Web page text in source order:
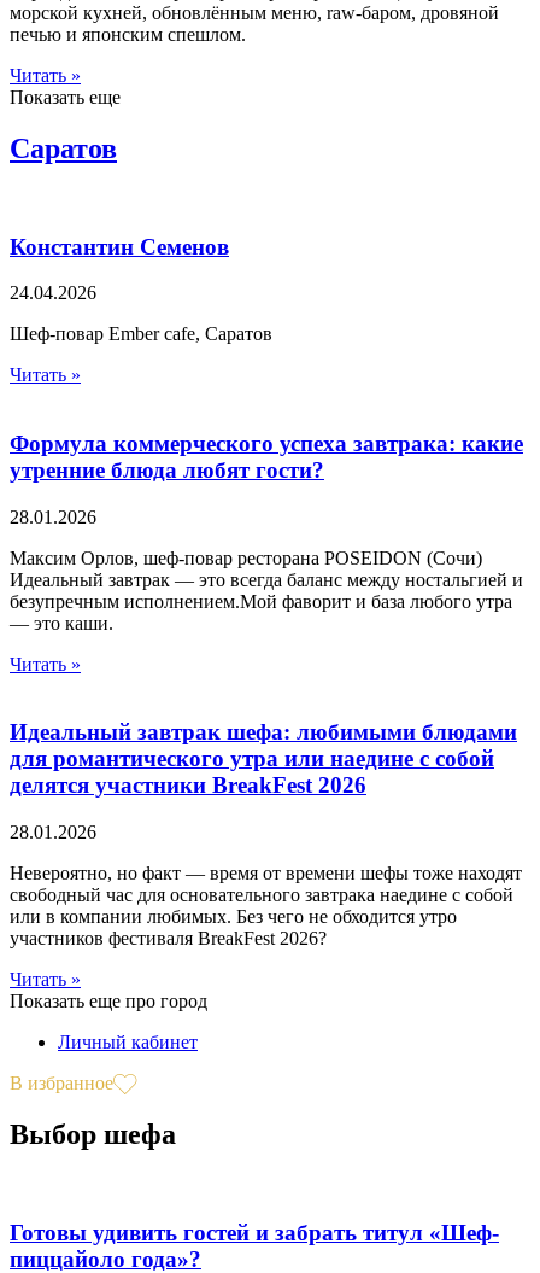
морской кухней, обновлённым меню, raw-баром, дровяной
печью и японским спешлом.
Читать »
Показать еще
Саратов
Константин Семенов
24.04.2026
Шеф-повар Ember cafe, Саратов
Читать »
Формула коммерческого успеха завтрака: какие
утренние блюда любят гости?
28.01.2026
Максим Орлов, шеф-повар ресторана POSEIDON (Сочи)
Идеальный завтрак — это всегда баланс между ностальгией и
безупречным исполнением.Мой фаворит и база любого утра
— это каши.
Читать »
Идеальный завтрак шефа: любимыми блюдами
для романтического утра или наедине с собой
делятся участники BreakFest 2026
28.01.2026
Невероятно, но факт — время от времени шефы тоже находят
свободный час для основательного завтрака наедине с собой
или в компании любимых. Без чего не обходится утро
участников фестиваля BreakFest 2026?
Читать »
Показать еще про город
Личный кабинет
В избранное
Выбор шефа
Готовы удивить гостей и забрать титул «Шеф-
пиццайоло года»?